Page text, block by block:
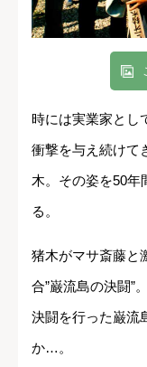
時には実業家とし
衝撃を与え続けて
木。その姿を50年
る。
猪木がマサ斎藤と
合”巌流島の決闘”
決闘を行った巌流
か…。